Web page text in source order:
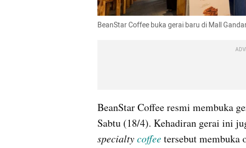
BeanStar Coffee buka gerai baru di Mall
BeanStar Coffee resmi membuka
Sabtu (18/4). Kehadiran gerai ini
specialty coffeetersebut membuka